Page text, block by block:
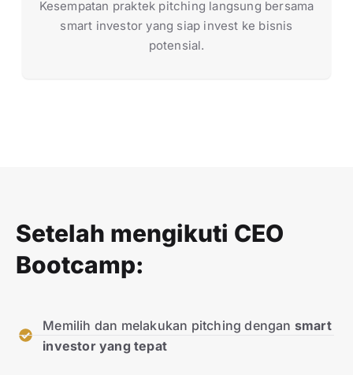
Kesempatan praktek pitching langsung bersama
smart investor yang siap invest ke bisnis
potensial.
Setelah mengikuti CEO
Bootcamp:
Memilih dan melakukan pitching dengan smart
investor yang tepat